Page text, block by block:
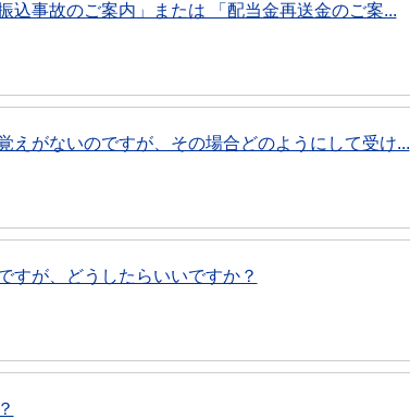
込事故のご案内」または 「配当金再送金のご案...
えがないのですが、その場合どのようにして受け...
すが、どうしたらいいですか？